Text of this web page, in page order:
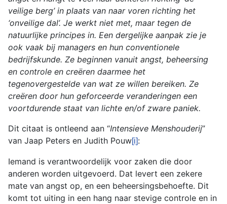
veilige berg’ in plaats van naar voren richting het
‘onveilige dal’. Je werkt niet met, maar tegen de
natuurlijke principes in. Een dergelijke aanpak zie je
ook vaak bij managers en hun conventionele
bedrijfskunde. Ze beginnen vanuit angst, beheersing
en controle en creëren daarmee het
tegenovergestelde van wat ze willen bereiken. Ze
creëren door hun geforceerde veranderingen een
voortdurende staat van lichte en/of zware paniek.
Dit citaat is ontleend aan “Intensieve Menshouderij”
van Jaap Peters en Judith Pouw[i]:
Iemand is verantwoordelijk voor zaken die door
anderen worden uitgevoerd. Dat levert een zekere
mate van angst op, en een beheersingsbehoefte. Dit
komt tot uiting in een hang naar stevige controle en in